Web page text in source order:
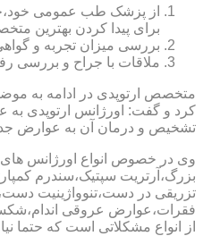
از پزشک طب عمومی
برای پیدا کردن بهترین
بررسی میزان تجربه و
ملاقات با جراح و بررسی
متخصص ارتوپدی در ادامه به
کرد و گفت: اورژانس ارتوپدی به
تشخیص و درمان آن به عوارض
وی در خصوص انواع اورژانس
بزرگ،آرتریت سپتیک،سندرم
تزریقی در دست،تنوواژینیت
فقرات،عوارض عروقی
از انواع مشکلاتی است که حتما